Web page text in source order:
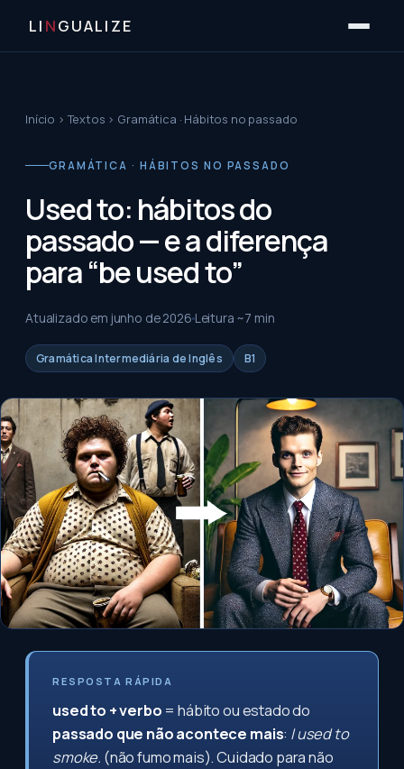
LI NGUALIZE
Início ›Textos › Gramática · Hábitos no passado
GRAMÁTICA · HÁBITOS NO PASSADO
Used to: hábitos do
passado — e a diferença
para “be used to”
Atualizado em junho de 2026Leitura ~7 min
Gramática Intermediária de Inglês B1
RESPOSTA RÁPIDA
used to + verbo = hábito ou estado do
passado que não acontece mais: I used to
smoke. (não fumo mais). Cuidado para não